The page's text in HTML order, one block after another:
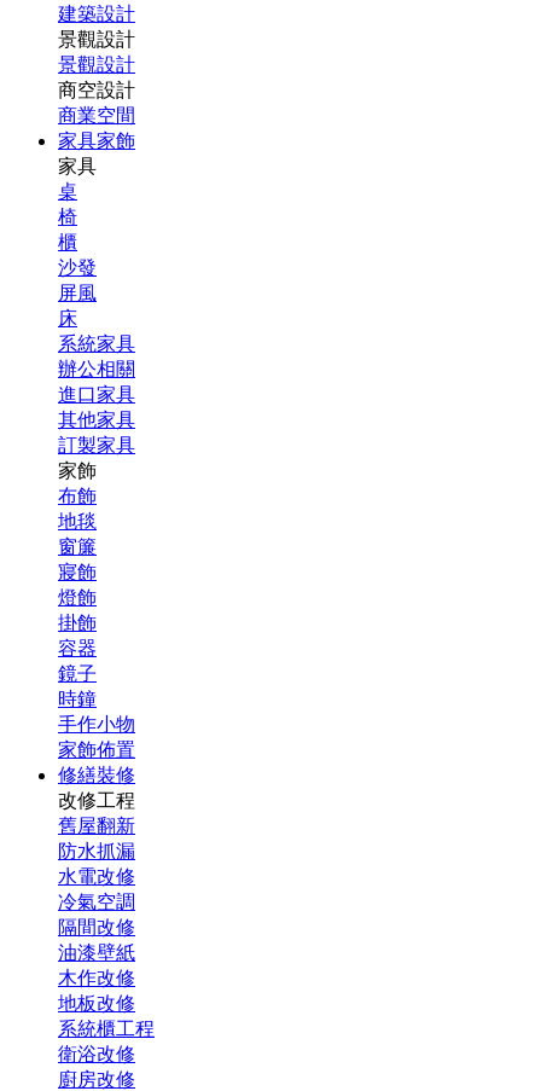
建築設計
景觀設計
景觀設計
商空設計
商業空間
家具家飾
家具
桌
椅
櫃
沙發
屏風
床
系統家具
辦公相關
進口家具
其他家具
訂製家具
家飾
布飾
地毯
窗簾
寢飾
燈飾
掛飾
容器
鏡子
時鐘
手作小物
家飾佈置
修繕裝修
改修工程
舊屋翻新
防水抓漏
水電改修
冷氣空調
隔間改修
油漆壁紙
木作改修
地板改修
系統櫃工程
衛浴改修
廚房改修